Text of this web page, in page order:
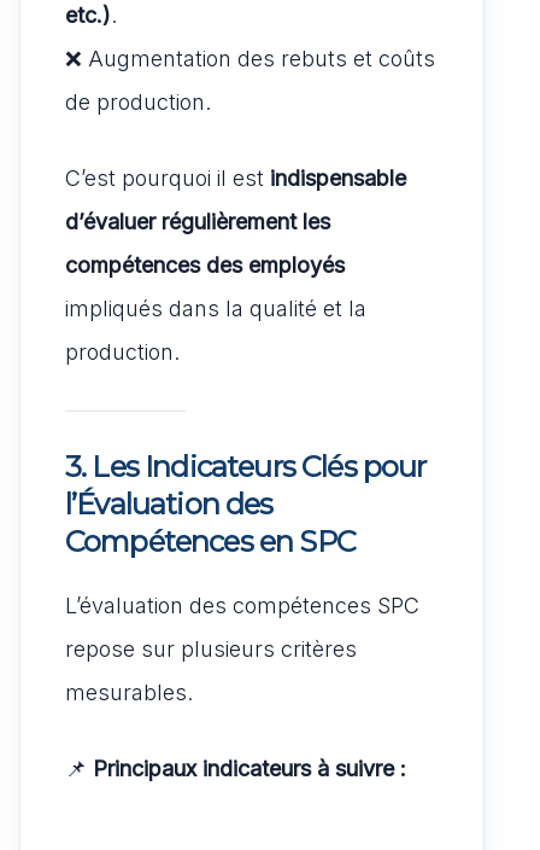
etc.).
❌ Augmentation des rebuts et coûts
de production.
C’est pourquoi il est indispensable
d’évaluer régulièrement les
compétences des employés
impliqués dans la qualité et la
production.
3. Les Indicateurs Clés pour
l’Évaluation des
Compétences en SPC
L’évaluation des compétences SPC
repose sur plusieurs critères
mesurables.
📌 Principaux indicateurs à suivre :